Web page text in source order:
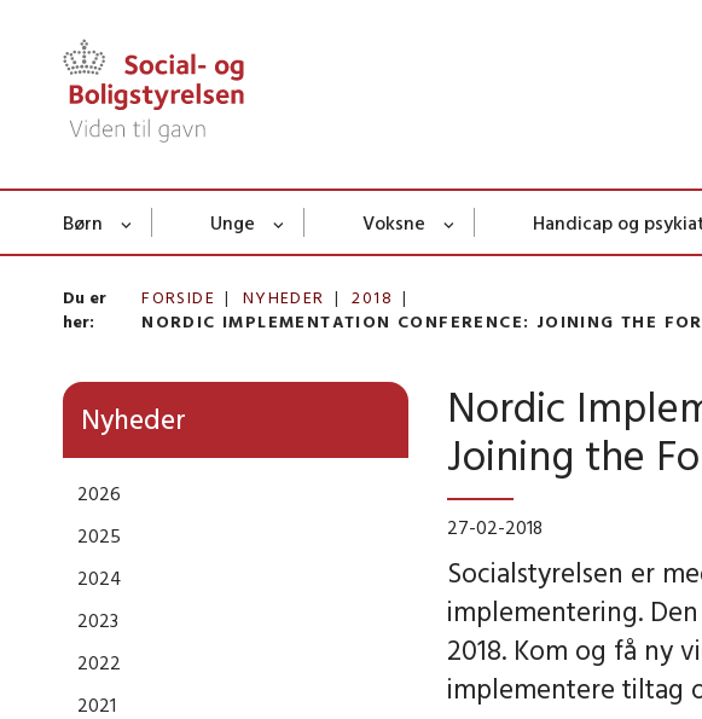
Børn Unge Voksne Handicap og
Du er
her:
FORSIDE NYHEDER
2018
NORDIC IMPLEMENTATION CONFERENCE: JOINING THE
Nyheder
2026
2025
2024
2023
2022
2021
Nordic
Joining the
27-02-2018
Socialstyrelsen er
implementering.
2018. Kom og få ny
implementere tiltag